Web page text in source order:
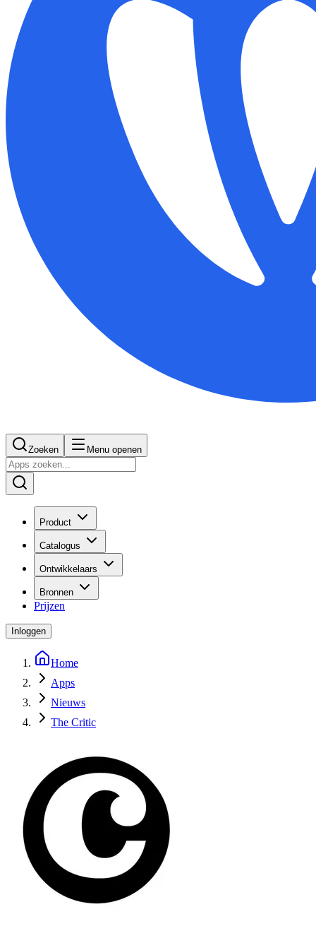
Zoeken Menu openen
Product
Catalogus
Ontwikkelaars
Bronnen
Prijzen
Inloggen
Home
Apps
Nieuws
The Critic